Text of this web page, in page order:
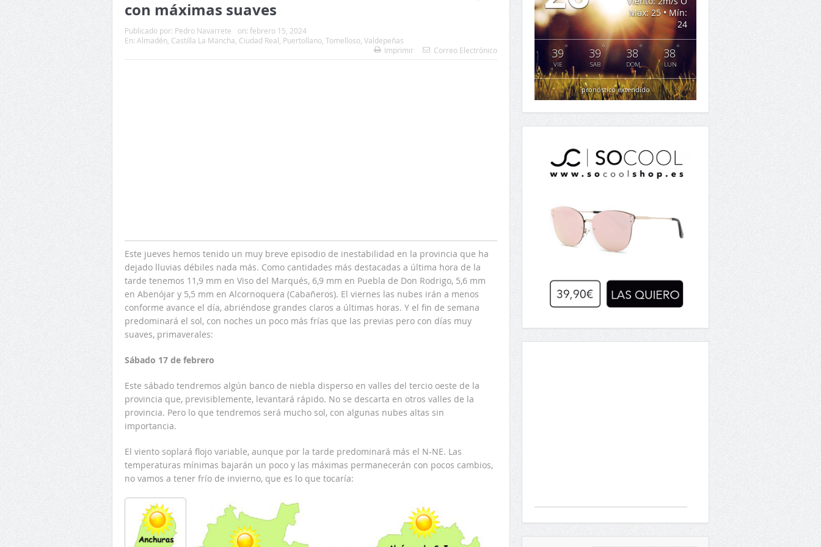
con máximas suaves
Publicado por: Pedro Navarrete on: febrero 15, 2024
En: Almadén Castilla La Mancha Ciudad Real Puertollano Tomelloso Valdepeñas
Imprimir
Correo Electrónico
Este jueves hemos tenido un muy breve episodio de inestabilidad en la provincia que ha
dejado lluvias débiles nada más. Como cantidades más destacadas a última hora de la
tarde tenemos 11,9 mm en Viso del Marqués, 6,9 mm en Puebla de Don Rodrigo, 5,6 mm
en Abenójar y 5,5 mm en Alcornoquera (Cabañeros). El viernes las nubes irán a menos
conforme avance el día, abriéndose grandes claros a últimas horas. Y el fin de semana
predominará el sol, con noches un poco más frías que las previas pero con días muy
suaves, primaverales:
Sábado 17 de febrero
Este sábado tendremos algún banco de niebla disperso en valles del tercio oeste de la
provincia que, previsiblemente, levantará rápido. No se descarta en otros valles de la
provincia. Pero lo que tendremos será mucho sol, con algunas nubes altas sin
importancia.
El viento soplará flojo variable, aunque por la tarde predominará más el N-NE. Las
temperaturas mínimas bajarán un poco y las máximas permanecerán con pocos cambios,
no vamos a tener frío de invierno, que es lo que tocaría:
Máx: 25 • Mín:
24
39°
VIE
39°
SAB
38°
DOM
38 °
LUN
pronóstico extendido